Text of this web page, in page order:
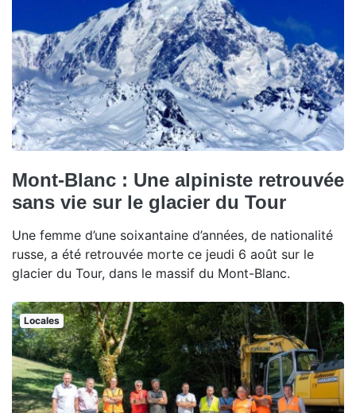
Mont-Blanc : Une alpiniste retrouvée
sans vie sur le glacier du Tour
Une femme d’une soixantaine d’années, de nationalité
russe, a été retrouvée morte ce jeudi 6 août sur le
glacier du Tour, dans le massif du Mont-Blanc.
Locales